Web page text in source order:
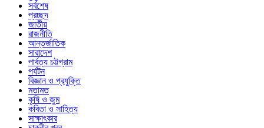
সর্বশেষ
প্রচ্ছদ
জাতীয়
রাজনীতি
আন্তর্জাতিক
সারাদেশ
পার্বত্য চট্টগ্রাম
পর্যটন
বিজ্ঞান ও প্রযুক্তি
মতামত
কৃষি ও জুম
কবিতা ও সাহিত্য
সাক্ষাৎকার